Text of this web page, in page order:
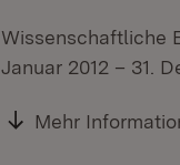
Wissenschaftliche
Januar 2012 – 31.
Mehr